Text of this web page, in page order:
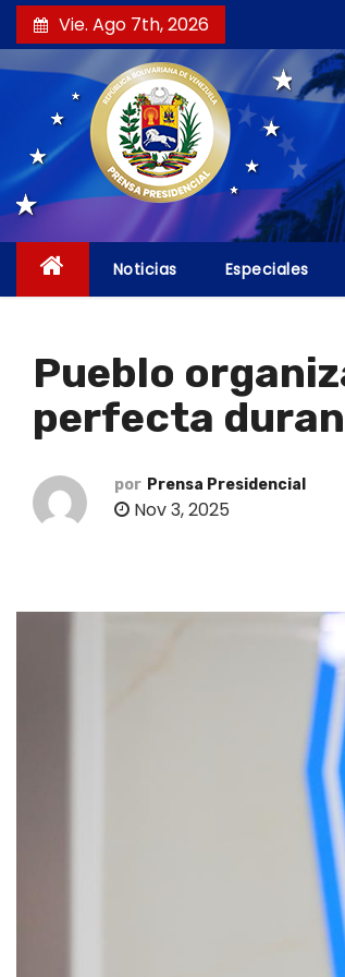
a
l
Vie. Ago 7th, 2026
Noticias Especiales
Pueblo
perfecta
por Prensa Presidencial
Nov 3, 2025